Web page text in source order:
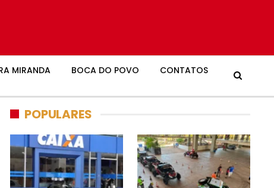
MIRANDA BOCA DO POVO CONTATOS
POPULARES